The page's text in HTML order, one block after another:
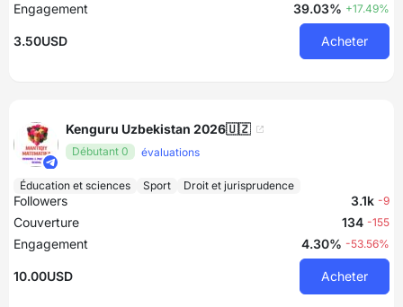
Engagement 39.03% +17.49%
3.50USD Acheter
Kenguru Uzbekistan 2026🇺🇿
Débutant 0 évaluations
Éducation et sciences Sport Droit et jurisprudence
Followers 3.1k -9
Couverture 134 -155
Engagement 4.30% -53.56%
10.00USD Acheter